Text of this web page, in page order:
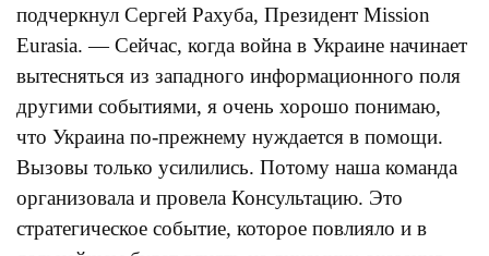
подчеркнул Сергей Рахуба, Президент Mission
Eurasia. — Сейчас, когда война в Украине начинает
вытесняться из западного информационного поля
другими событиями, я очень хорошо понимаю,
что Украина по-прежнему нуждается в помощи.
Вызовы только усилились. Потому наша команда
организовала и провела Консультацию. Это
стратегическое событие, которое повлияло и в